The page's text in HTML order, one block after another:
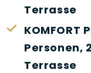
Terrasse
KOMFORT
Personen,
Terrasse